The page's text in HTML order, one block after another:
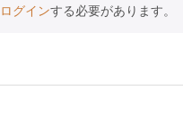
ログインする必要があります。